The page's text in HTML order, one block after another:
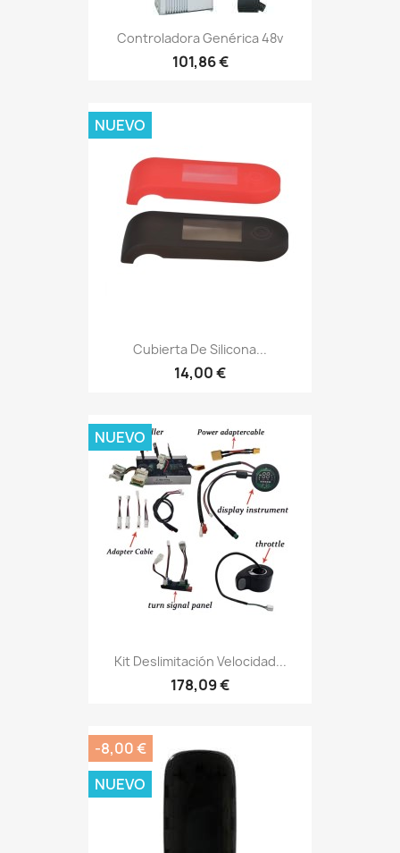
Controladora Genérica 48v
101,86 €
Cubierta De Silicona...
14,00 €
NUEVO
Kit Deslimitación Velocidad...
178,09 €
NUEVO
-8,00 €
NUEVO